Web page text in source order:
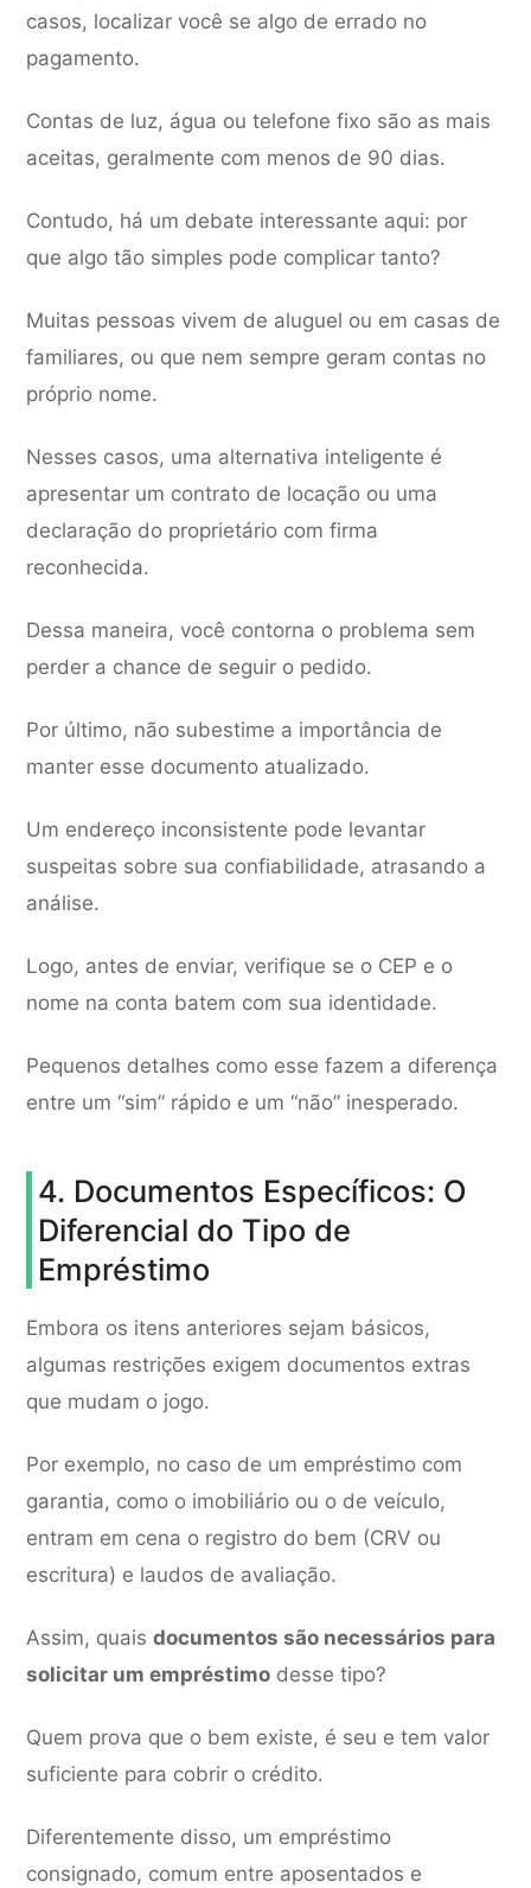
casos, localizar você se algo de errado no
pagamento.
Contas de luz, água ou telefone fixo são as mais
aceitas, geralmente com menos de 90 dias.
Contudo, há um debate interessante aqui: por
que algo tão simples pode complicar tanto?
Muitas pessoas vivem de aluguel ou em casas de
familiares, ou que nem sempre geram contas no
próprio nome.
Nesses casos, uma alternativa inteligente é
apresentar um contrato de locação ou uma
declaração do proprietário com firma
reconhecida.
Dessa maneira, você contorna o problema sem
perder a chance de seguir o pedido.
Por último, não subestime a importância de
manter esse documento atualizado.
Um endereço inconsistente pode levantar
suspeitas sobre sua confiabilidade, atrasando a
análise.
Logo, antes de enviar, verifique se o CEP e o
nome na conta batem com sua identidade.
Pequenos detalhes como esse fazem a diferença
entre um “sim” rápido e um “não” inesperado.
4. Documentos Específicos: O
Diferencial do Tipo de
Empréstimo
Embora os itens anteriores sejam básicos,
algumas restrições exigem documentos extras
que mudam o jogo.
Por exemplo, no caso de um empréstimo com
garantia, como o imobiliário ou o de veículo,
entram em cena o registro do bem (CRV ou
escritura) e laudos de avaliação.
Assim, quaisdocumentos são necessários para
solicitar um empréstimo desse tipo?
Quem prova que o bem existe, é seu e tem valor
suficiente para cobrir o crédito.
Diferentemente disso, um empréstimo
consignado, comum entre aposentados e